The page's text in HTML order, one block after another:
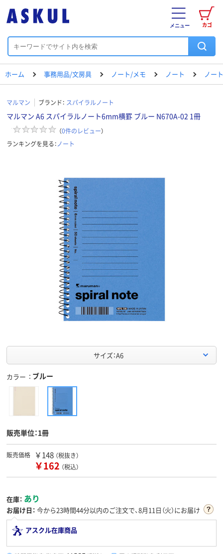
カゴ
メニュー
ホーム 事務用品/文房具 ノート/メモ ノート ノート
マルマン ブランド： スパイラルノート
マルマン A6 スパイラルノート6mm横罫 ブルー N670A-02 1冊
（0件のレビュー）
ランキングを見る：ノート
サイズ：A6
カラー ブルー
販売単位：1冊
販売価格 ￥148 （税抜き）
￥162 （税込）
在庫： あり
お届け日： 今から23時間44分以内のご注文で、8月11日（火）にお届け
アスクル在庫商品